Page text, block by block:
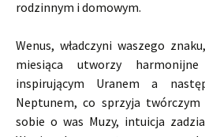
rodzinnym i domowym.
Wenus, władczyni waszego
miesiąca utworzy
inspirującym Uranem a
Neptunem, co sprzyja twórczym
sobie o was Muzy, intuicja